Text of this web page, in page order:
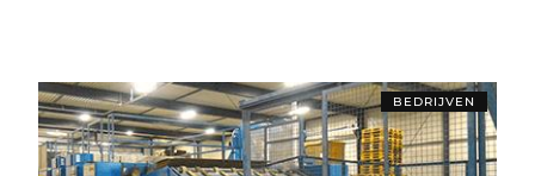
BEDRIJVEN